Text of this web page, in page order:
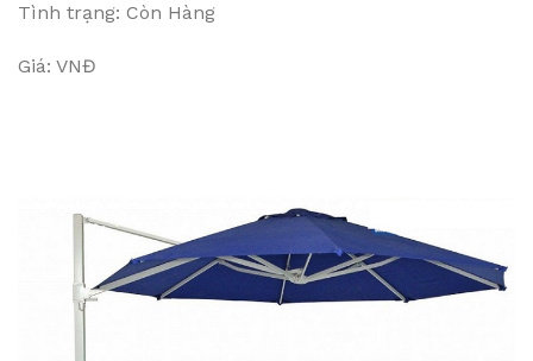
Tình trạng: Còn Hàng
Giá: VNĐ